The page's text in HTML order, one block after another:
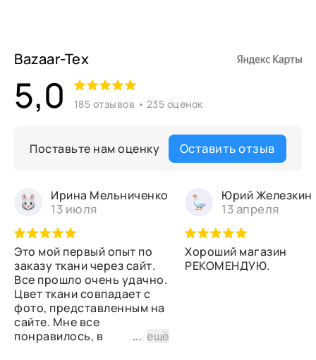
Bazaar-Tex
5,0 185 отзывов • 235 оценок
Поставьте нам оценку Оставить отзыв
Ирина Мельниченко
13 июля
Это мой первый опыт по
заказу ткани через сайт.
Все прошло очень удачно.
Цвет ткани совпадает с
фото, представленным на
сайте. Мне все
понравилось, в
...ещё
Юрий Железкин
13 апреля
Хороший магазин
РЕКОМЕНДУЮ.